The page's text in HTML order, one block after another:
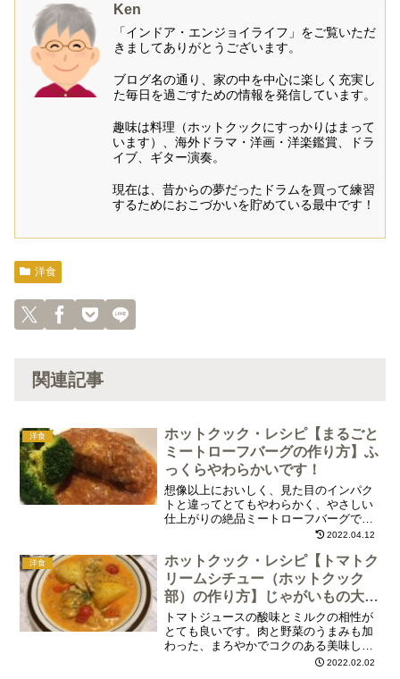
Ken
「インドア・エンジョイライフ」をご覧いただ
きましてありがとうございます。
ブログ名の通り、家の中を中心に楽しく充実し
た毎日を過ごすための情報を発信しています。
趣味は料理（ホットクックにすっかりはまって
います）、海外ドラマ・洋画・洋楽鑑賞、ドラ
イブ、ギター演奏。
現在は、昔からの夢だったドラムを買って練習
するためにおこづかいを貯めている最中です！
洋食
関連記事
洋食
ホットクック・レシピ【まるごと
ミートローフバーグの作り方】ふ
っくらやわらかいです！
想像以上においしく、見た目のインパク
トと違ってとてもやわらかく、やさしい
仕上がりの絶品ミートローフバーグで
す。トマトケチャップベースのソースと
インにもよく合う一品です。もちろん白
ご飯がすすみます！
2022.04.12
洋食
ホットクック・レシピ【トマトク
リームシチュー（ホットクック
部）の作り方】じゃがいもの大き
さだけ注意します。
トマトジュースの酸味とミルクの相性が
とても良いです。肉と野菜のうまみも加
わった、まろやかでコクのある美味しい
クリームシチューを堪能しました。作り
2022.02.02